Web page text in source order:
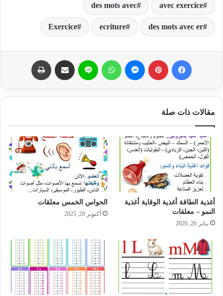
avec exercice
des mots avec
des mots avec er
ecriture
Exercice
مقالات ذات صلة
أغذية الطاقة أغذية الوقاية أغذية
النمو – معلقات
يناير 26, 2026
الحواس الخمس معلقات
أكتوبر 20, 2025